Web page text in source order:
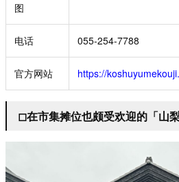
图
电话 055-254-7788
官方网站 https://
◻︎在市集摊位也颇受欢迎的「山